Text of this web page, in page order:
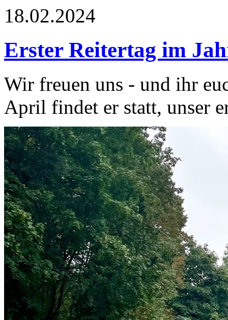
18.02.2024
Erster Reitertag im
Wir freuen uns - und ihr
April findet er statt, unser